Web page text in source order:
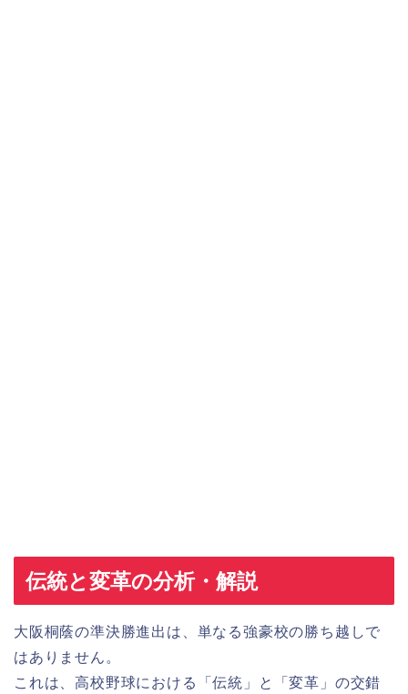
伝統と変革の分析・解説
大阪桐蔭の準決勝進出は、単なる強豪校の勝ち越しで
はありません。
これは、高校野球における「伝統」と「変革」の交錯